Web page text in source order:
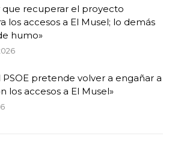
que recuperar el proyecto
los accesos a El Musel; lo demás
humo»
PSOE pretende volver a engañar a
los accesos a El Musel»